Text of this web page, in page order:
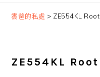
雲爸的私處 > ZE554KL Root
ZE554KL Root